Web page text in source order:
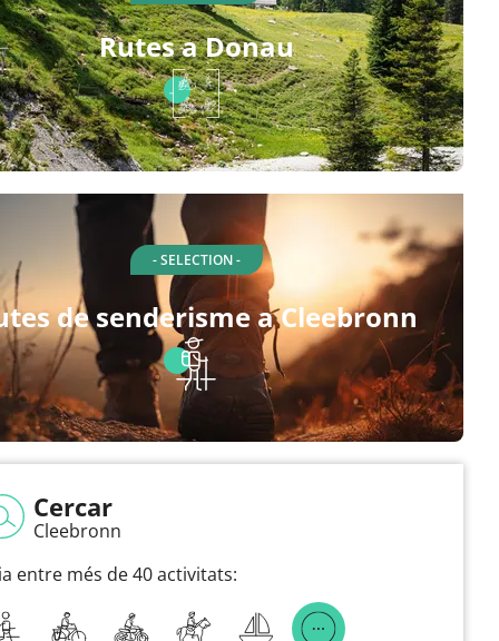
Rutes a Donau
- SELECTION -
de senderisme a Cleebronn
Cercar
Cleebronn
entre més de 40 activitats: